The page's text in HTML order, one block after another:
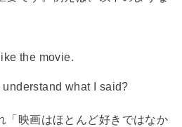
the movie.
what I said?
「映画はほとんど好きではなか